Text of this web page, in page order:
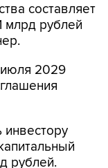
составляет
млрд рублей
июля 2029
инвестору
рублей.